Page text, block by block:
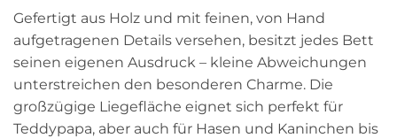
Gefertigt aus Holz und mit feinen, von Hand
aufgetragenen Details versehen, besitzt jedes Bett
seinen eigenen Ausdruck – kleine Abweichungen
unterstreichen den besonderen Charme. Die
großzügige Liegefläche eignet sich perfekt für
Teddypapa, aber auch für Hasen und Kaninchen bis